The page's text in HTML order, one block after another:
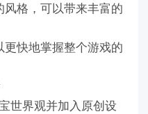
格，可以带来丰富的
快地掌握整个游戏的
世界观并加入原创设